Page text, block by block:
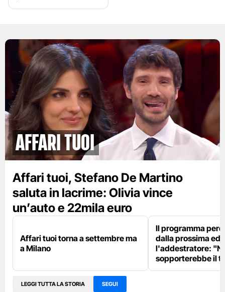
Affari tuoi
Affari tuoi, Stefano De Martino
saluta in lacrime: Olivia vince
un’auto e 22mila euro
Affari tuoi torna a settembre ma
a Milano
Il programma
dalla prossima
l'addestratore:
sopporterebbe il
LEGGI TUTTA LA STORIA SEGUI